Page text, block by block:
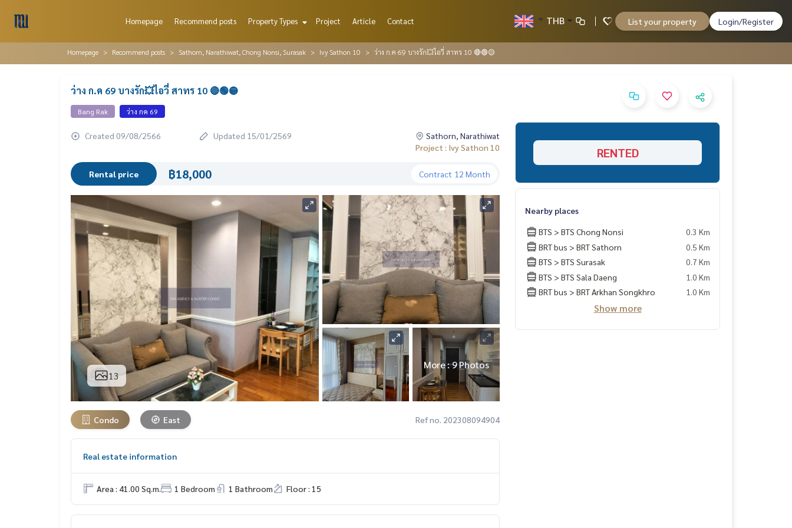
Homepage Recommend posts Property Types Project Article Contact THB List your property Login/Register
Homepage Recommend posts Sathorn, Narathiwat, Chong Nonsi, Surasak Ivy Sathon 10 ว่าง ก.ค 69 บางรัก💥ไอวี่ สาทร 10 🔴🟢🟡
ว่าง ก.ค 69 บางรัก💥ไอวี่ สาทร 10 🔴🟢🟡
Bang Rak ว่าง กค 69
Created 09/08/2566 Updated 15/01/2569
Sathorn, Narathiwat
Project : Ivy Sathon 10
Rental price ฿18,000 Contract 12 Month
13
More : 9 Photos
Condo East Ref no. 202308094904
Real estate information
Area : 41.00 Sq.m. 1 Bedroom 1 Bathroom Floor : 15
RENTED
Nearby places
BTS > BTS Chong Nonsi
0.3 Km
BRT bus > BRT Sathorn
0.5 Km
BTS > BTS Surasak
0.7 Km
BTS > BTS Sala Daeng
1.0 Km
BRT bus > BRT Arkhan Songkhro
1.0 Km
Show more